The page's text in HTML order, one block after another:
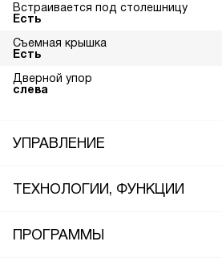
Встраивается под столешницу
Есть
Съемная крышка
Есть
Дверной упор
слева
УПРАВЛЕНИЕ
ТЕХНОЛОГИИ, ФУНКЦИИ
ПРОГРАММЫ